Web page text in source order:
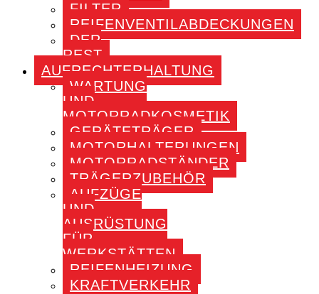
FILTER
REIFENVENTILABDECKUNGEN
DER
REST
AUFRECHTERHALTUNG
WARTUNG
UND
MOTORRADKOSMETIK
GERÄTETRÄGER
MOTORHALTERUNGEN
MOTORRADSTÄNDER
TRÄGERZUBEHÖR
AUFZÜGE
UND
AUSRÜSTUNG
FÜR
WERKSTÄTTEN
REIFENHEIZUNG
KRAFTVERKEHR